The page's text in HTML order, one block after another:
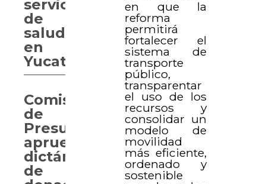
en que la
reforma
permitirá
fortalecer el
sistema de
transporte
público,
transparentar
el uso de los
recursos y
consolidar un
modelo de
movilidad
más eficiente,
ordenado y
sostenible
servicios
de
salud
en
Yucatán
Comisión
de
Presupuesto
aprueba
dictámenes
de